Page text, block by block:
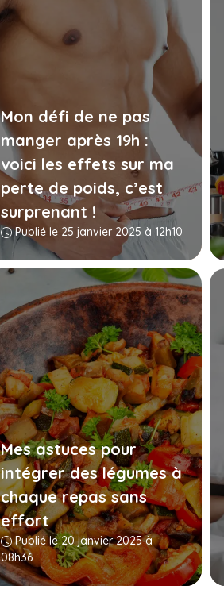
Mon défi de ne pas
manger après 19h :
voici les effets sur ma
perte de poids, c’est
surprenant !
Publié le 25 janvier 2025 à 12h10
Mes astuces pour
intégrer des légumes à
chaque repas sans
effort
Publié le 20 janvier 2025 à
08h36